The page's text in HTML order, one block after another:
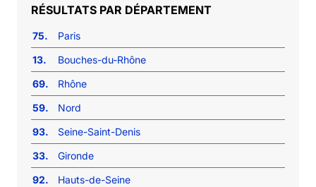
RÉSULTATS PAR DÉPARTEMENT
75.
Paris
13.
Bouches-du-Rhône
69.
Rhône
59.
Nord
93.
Seine-Saint-Denis
33.
Gironde
92.
Hauts-de-Seine